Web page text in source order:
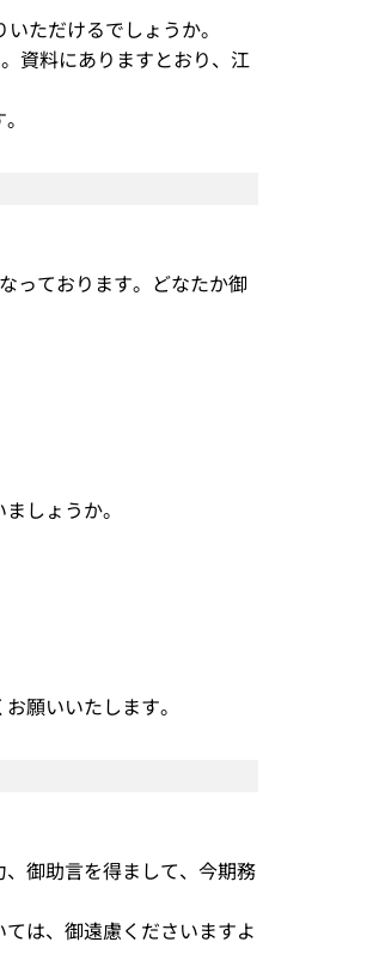
ただけるでしょうか。
資料にありますとおり、江
っております。どなたか御
しょうか。
願いいたします。
御助言を得まして、今期務
は、御遠慮くださいますよ